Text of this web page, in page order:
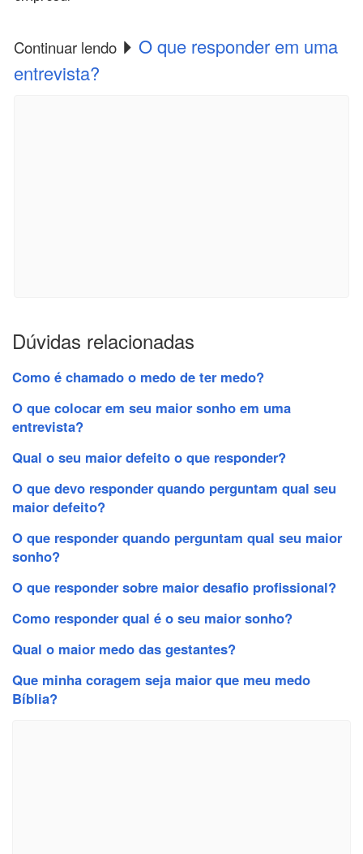
Continuar lendo
O que responder em uma
entrevista?
Dúvidas relacionadas
Como é chamado o medo de ter medo?
O que colocar em seu maior sonho em uma
entrevista?
Qual o seu maior defeito o que responder?
O que devo responder quando perguntam qual seu
maior defeito?
O que responder quando perguntam qual seu maior
sonho?
O que responder sobre maior desafio profissional?
Como responder qual é o seu maior sonho?
Qual o maior medo das gestantes?
Que minha coragem seja maior que meu medo
Bíblia?